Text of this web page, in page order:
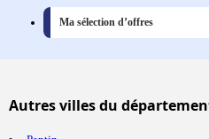
Ma sélection d’offres
Autresvillesdu